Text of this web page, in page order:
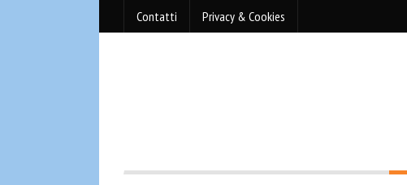
Contatti Privacy & Cookies